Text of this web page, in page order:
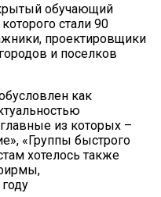
обучающий
стали 90
проектировщики
и поселков
как
из которых –
«Группы быстрого
хотелось также